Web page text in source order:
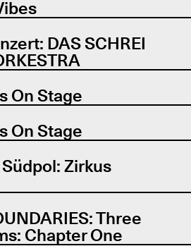
DAS SCHREI
On Stage
On Stage
Zirkus
Three
Chapter One